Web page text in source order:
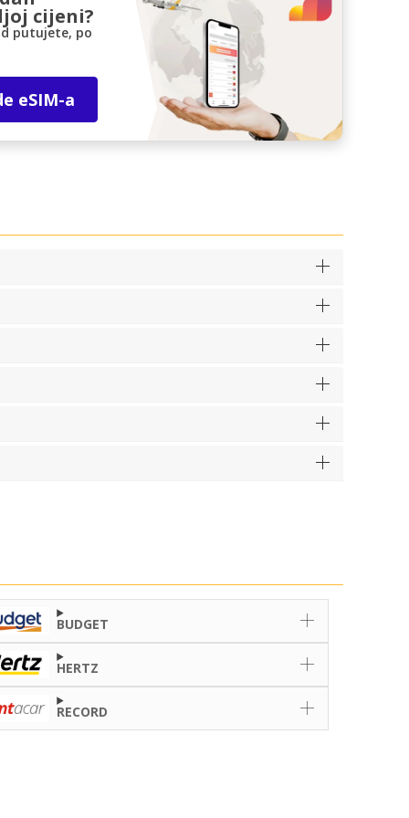
cijeni?
putujete, po
eSIM-a
BUDGET
HERTZ
RECORD